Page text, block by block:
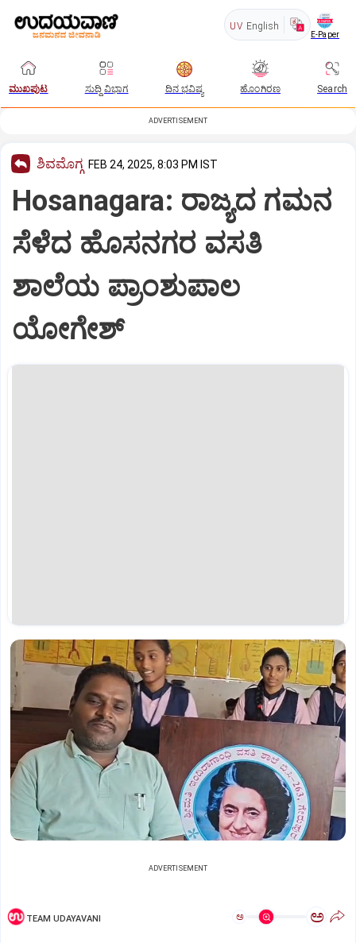
UV English
E-Paper
ಮುಖಪುಟ ಸುದ್ದಿ ವಿಭಾಗ ದಿನ ಭವಿಷ್ಯ ಹೊಂಗಿರಣ Search
ADVERTISEMENT
ಶಿವಮೊಗ್ಗ FEB 24, 2025, 8:03 PM IST
Hosanagara: ರಾಜ್ಯದ ಗಮನ
ಸೆಳೆದ ಹೊಸನಗರ ವಸತಿ
ಶಾಲೆಯ ಪ್ರಾಂಶುಪಾಲ
ಯೋಗೇಶ್
ADVERTISEMENT
TEAM UDAYAVANI ಅ ಅ